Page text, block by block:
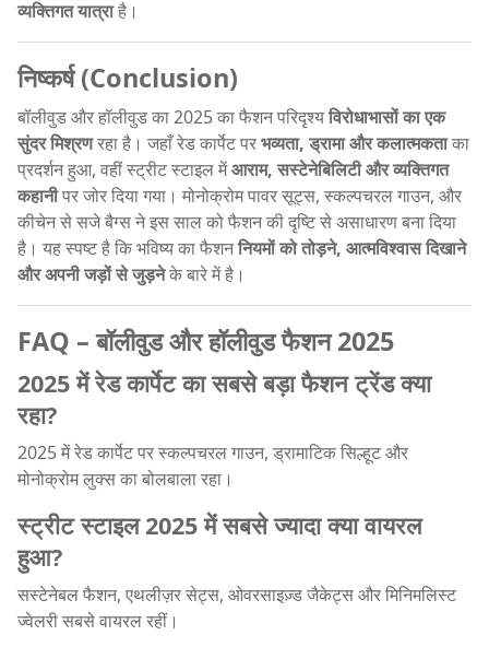
व्यक्तिगत यात्राहै।
निष्कर्ष (Conclusion)
बॉलीवुड और हॉलीवुड का 2025 का फैशन परिदृश्यविरोधाभासों का एक
सुंदर मिश्रणरहा है। जहाँ रेड कार्पेट परभव्यता, ड्रामा और कलात्मकताका
प्रदर्शन हुआ, वहीं स्ट्रीट स्टाइल मेंआराम, सस्टेनेबिलिटी और व्यक्तिगत
कहानीपर जोर दिया गया। मोनोक्रोम पावर सूट्स, स्कल्पचरल गाउन, और
कीचेन से सजे बैग्स ने इस साल को फैशन की दृष्टि से असाधारण बना दिया
है। यह स्पष्ट है कि भविष्य का फैशननियमों को तोड़ने, आत्मविश्वास दिखाने
और अपनी जड़ों से जुड़नेके बारे में है।
FAQ – बॉलीवुड और हॉलीवुड फैशन 2025
2025 में रेड कार्पेट का सबसे बड़ा फैशन ट्रेंड क्या
रहा?
2025 में रेड कार्पेट पर स्कल्पचरल गाउन, ड्रामाटिक सिल्हूट और
मोनोक्रोम लुक्स का बोलबाला रहा।
स्ट्रीट स्टाइल 2025 में सबसे ज्यादा क्या वायरल
हुआ?
सस्टेनेबल फैशन, एथलीज़र सेट्स, ओवरसाइज़्ड जैकेट्स और मिनिमलिस्ट
ज्वेलरी सबसे वायरल रहीं।